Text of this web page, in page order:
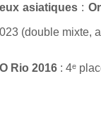
asiatiques :
(double mixte,
Rio 2016 : 4ᵉ